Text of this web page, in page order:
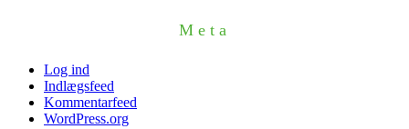
Meta
Log ind
Indlægsfeed
Kommentarfeed
WordPress.org